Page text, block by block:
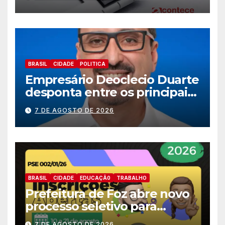
BRASIL CIDADE POLITICA
Empresário Deoclecio Duarte
desponta entre os principais
nomes do União Brasil para
deputado estadual
7 DE AGOSTO DE 2026
BRASIL CIDADE EDUCAÇÃ0 TRABALHO
Prefeitura de Foz abre novo
processo seletivo para
estagiários